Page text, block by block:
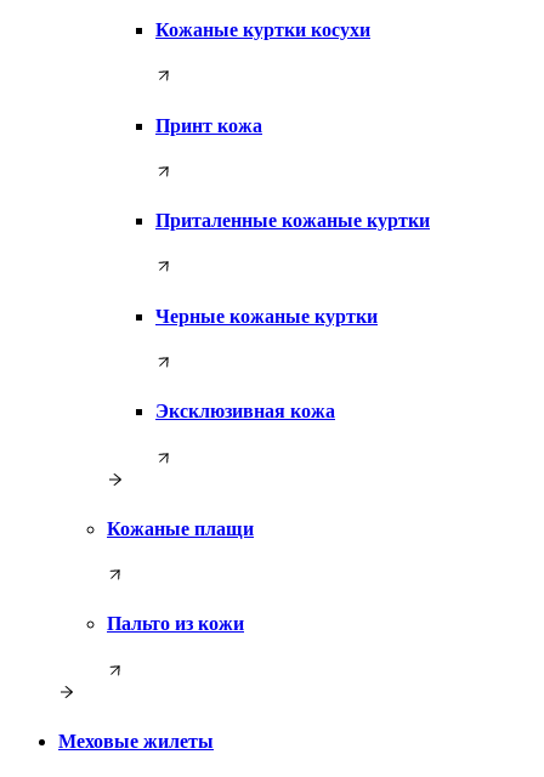
Кожаные куртки косухи
Принт кожа
Приталенные кожаные куртки
Черные кожаные куртки
Эксклюзивная кожа
Кожаные плащи
Пальто из кожи
Меховые жилеты